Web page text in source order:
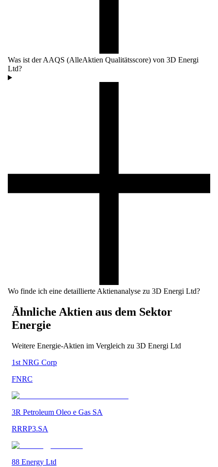
Was ist der AAQS (AlleAktien Qualitätsscore) von 3D Energi
Ltd?
Wo finde ich eine detaillierte Aktienanalyse zu 3D Energi Ltd?
Ähnliche Aktien aus dem Sektor
Energie
Weitere Energie-Aktien im Vergleich zu 3D Energi Ltd
1st NRG Corp
FNRC
3R Petroleum Oleo e Gas SA
RRRP3.SA
88 Energy Ltd